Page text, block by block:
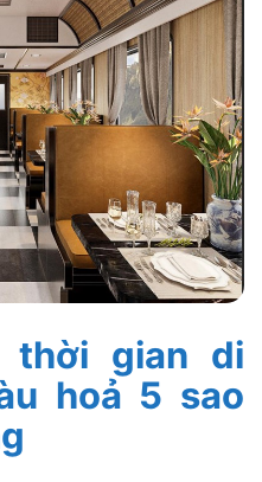
thời gian di
hoả 5 sao